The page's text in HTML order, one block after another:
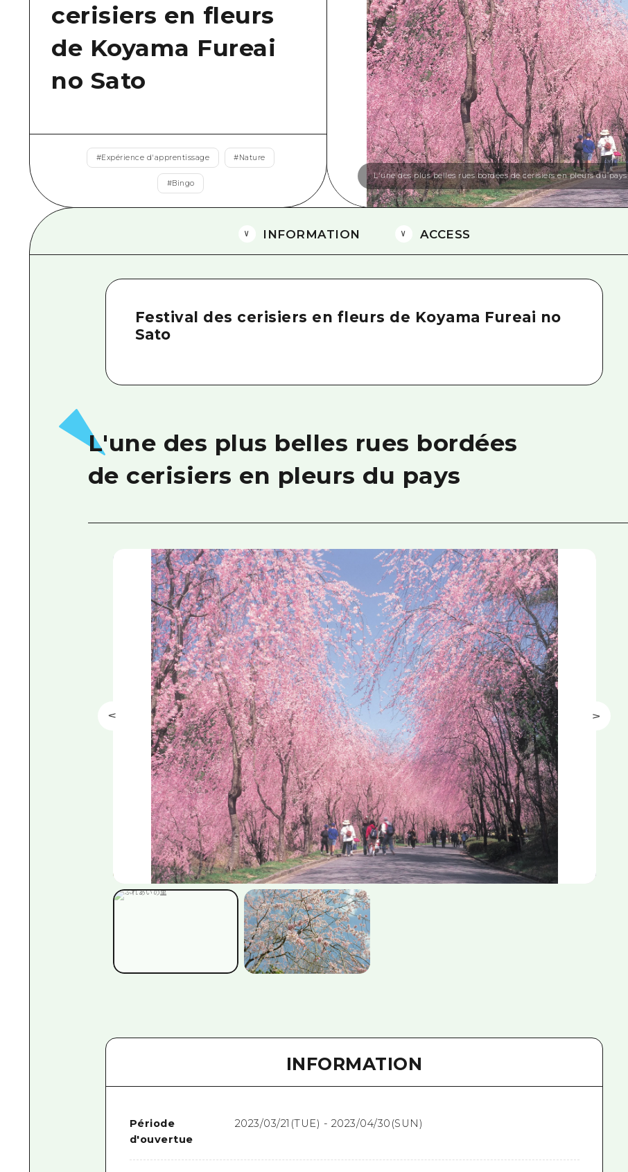
Est de Yamaguchi
Ehime
Shimane
cerisiers en fleurs
de Koyama Fureai
no Sato
#Expérience d'apprentissage #Nature
#Bingo
L'une des plus belles rues bordées de cerisiers en pleurs du pays
INFORMATION ACCESS
Festival des cerisiers en fleurs de Koyama Fureai no
Sato
L'une des plus belles rues bordées
de cerisiers en pleurs du pays
INFORMATION
Période
d'ouvertue
2023/03/21(TUE) - 2023/04/30(SUN)